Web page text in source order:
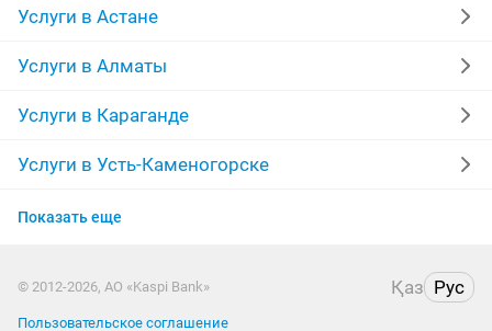
уколы на дому
ремонт окон ворота
диван грузоперевозки газель
манипулятор тамада реставрация мебели
прихожая
Услуги в Астане
Услуги в Алматы
Услуги в Караганде
Услуги в Усть-Каменогорске
Услуги в Актобе
Услуги в Костанае
Показать еще
© 2012-2026, АО «Kaspi Bank» Қаз Рус
Пользовательское соглашение